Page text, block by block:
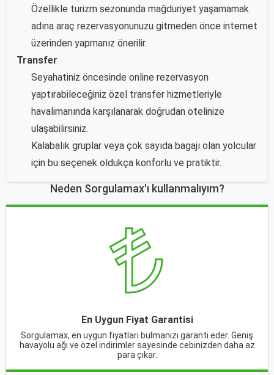
Özellikle turizm sezonunda mağduriyet yaşamamak
adına araç rezervasyonunuzu gitmeden önce internet
üzerinden yapmanız önerilir.
Transfer
Seyahatiniz öncesinde online rezervasyon
yaptırabileceğiniz özel transfer hizmetleriyle
havalimanında karşılanarak doğrudan otelinize
ulaşabilirsiniz.
Kalabalık gruplar veya çok sayıda bagajı olan yolcular
için bu seçenek oldukça konforlu ve pratiktir.
Neden Sorgulamax'ı kullanmalıyım?
En Uygun Fiyat Garantisi
Sorgulamax, en uygun fiyatları bulmanızı garanti eder. Geniş
havayolu ağı ve özel indirimler sayesinde cebinizden daha az
para çıkar.